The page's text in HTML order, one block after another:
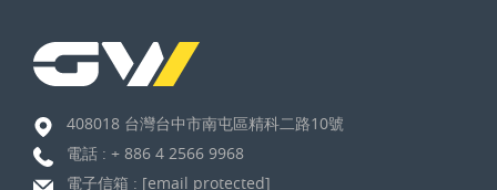
408018 台灣台中市南屯區精科二路10號
電話 : + 886 4 2566 9968
電子信箱 : [email protected]